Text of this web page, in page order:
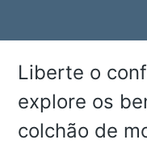
Liberte o
explore os
colchão de